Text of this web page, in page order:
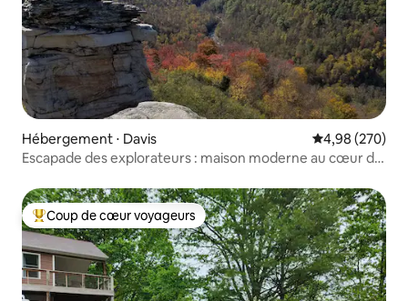
Hébergement ⋅ Davis Évaluation
4,98 (270)
Escapade des explorateurs : maison moderne au cœur de
Coups de cœur voyageurs les plus appréciés
Coup de cœur voyageurs